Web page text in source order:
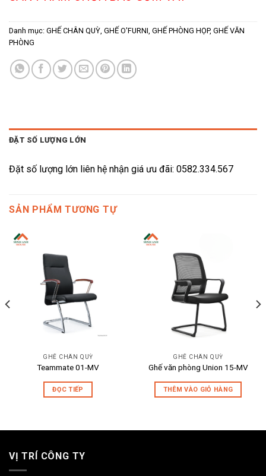
Danh mục: GHẾ CHÂN QUỲ, GHẾ O'FURNI, GHẾ PHÒNG HỌP, GHẾ VĂN
PHÒNG
ĐẶT SỐ LƯỢNG LỚN
Đặt số lượng lớn liên hệ nhận giá ưu đãi: 0582.334.567
SẢN PHẨM TƯƠNG TỰ
GHẾ CHÂN QUỲ
Teammate 01-MV
ĐỌC TIẾP
GHẾ CHÂN QUỲ
Ghế văn phòng Union 15-MV
THÊM VÀO GIỎ HÀNG
VỊ TRÍ CÔNG TY